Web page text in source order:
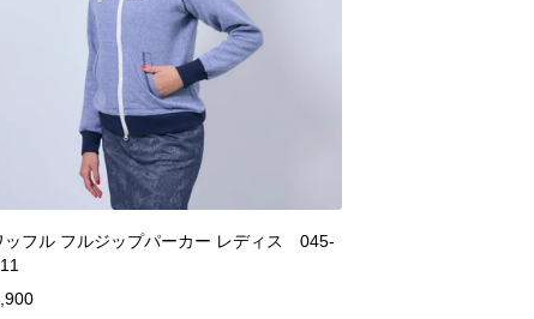
ッフル フルジップパーカー レディス 045-